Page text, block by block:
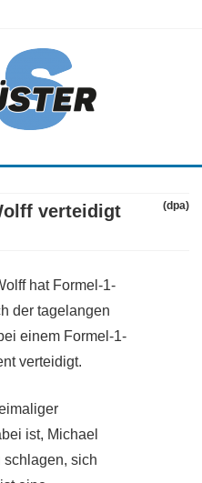
content
verteidigt
(dpa)
hat Formel-1-
der tagelangen
einem Formel-1-
verteidigt.
ist, Michael
schlagen, sich